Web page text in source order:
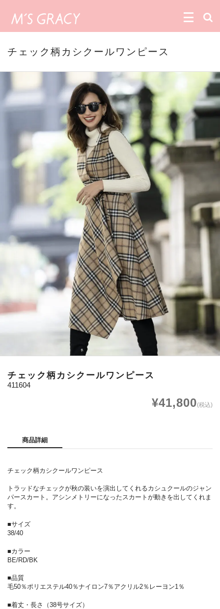
チェック柄カシクールワンピース
チェック柄カシクールワンピース
411604
¥41,800(税込)
商品詳細
チェック柄カシクールワンピース
トラッドなチェックが秋の装いを演出してくれるカシュクールのジャン
パースカート。アシンメトリーになったスカートが動きを出してくれま
す。
■サイズ
38/40
■カラー
BE/RD/BK
■品質
毛50％ポリエステル40％ナイロン7％アクリル2％レーヨン1％
■着丈・長さ（38号サイズ）